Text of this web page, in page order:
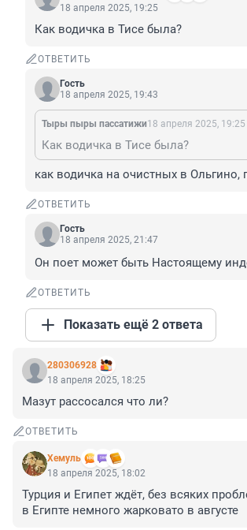
18 апреля 2025, 19:25
Как водичка в Тисе была?
ОТВЕТИТЬ
Гость
18 апреля 2025, 19:43
Тыры пыры пассатижи18 апреля 2025, 19:25
Как водичка в Тисе была?
как водичка на очистных в Ольгино,
ОТВЕТИТЬ
Гость
18 апреля 2025, 21:47
Он поет может быть Настоящему
ОТВЕТИТЬ
Показать ещё 2 ответа
280306928
18 апреля 2025, 18:25
Мазут рассосался что ли?
ОТВЕТИТЬ
Xемуль
18 апреля 2025, 18:02
Турция и Египет ждёт, без всяких
в Египте немного жарковато в августе